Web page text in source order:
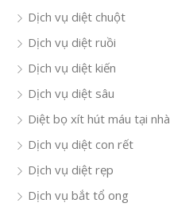
Dịch vụ diệt chuột
Dịch vụ diệt ruồi
Dịch vụ diệt kiến
Dịch vụ diệt sâu
Diệt bọ xít hút máu tại nhà
Dịch vụ diệt con rết
Dịch vụ diệt rẹp
Dịch vụ bắt tổ ong